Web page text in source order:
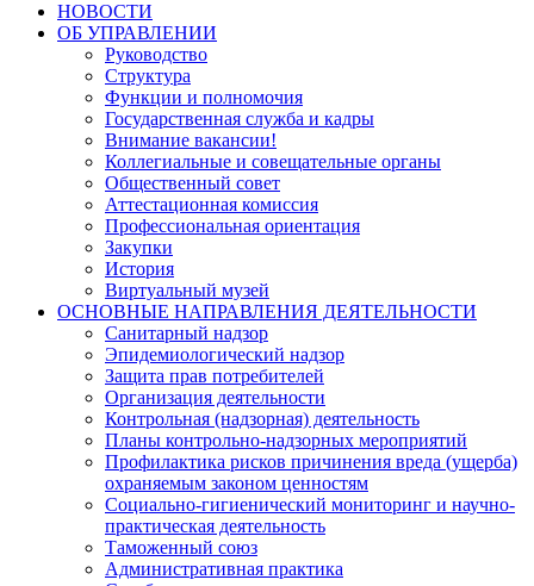
НОВОСТИ
ОБ УПРАВЛЕНИИ
Руководство
Структура
Функции и полномочия
Государственная служба и кадры
Внимание вакансии!
Коллегиальные и совещательные органы
Общественный совет
Аттестационная комиссия
Профессиональная ориентация
Закупки
История
Виртуальный музей
ОСНОВНЫЕ НАПРАВЛЕНИЯ ДЕЯТЕЛЬНОСТИ
Санитарный надзор
Эпидемиологический надзор
Защита прав потребителей
Организация деятельности
Контрольная (надзорная) деятельность
Планы контрольно-надзорных мероприятий
Профилактика рисков причинения вреда (ущерба)
охраняемым законом ценностям
Социально-гигиенический мониторинг и научно-
практическая деятельность
Таможенный союз
Административная практика